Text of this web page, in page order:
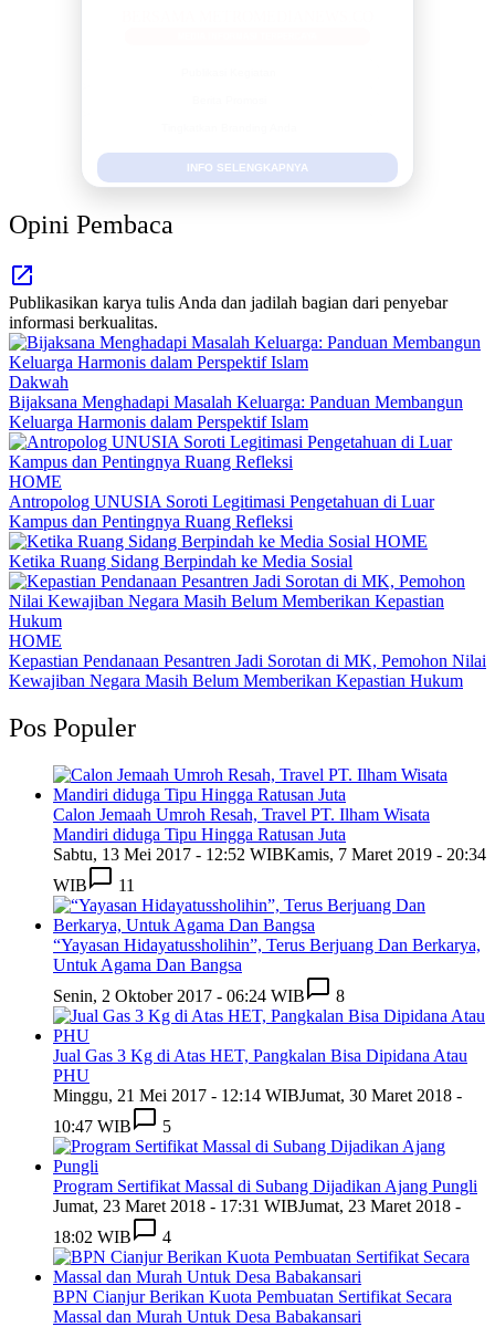
INFO SELENGKAPNYA
Opini Pembaca
Publikasikan karya tulis Anda dan jadilah bagian dari penyebar
informasi berkualitas.
Dakwah
Bijaksana Menghadapi Masalah Keluarga: Panduan Membangun
Keluarga Harmonis dalam Perspektif Islam
HOME
Antropolog UNUSIA Soroti Legitimasi Pengetahuan di Luar
Kampus dan Pentingnya Ruang Refleksi
HOME
Ketika Ruang Sidang Berpindah ke Media Sosial
HOME
Kepastian Pendanaan Pesantren Jadi Sorotan di MK, Pemohon Nilai
Kewajiban Negara Masih Belum Memberikan Kepastian Hukum
Pos Populer
Calon Jemaah Umroh Resah, Travel PT. Ilham Wisata
Mandiri diduga Tipu Hingga Ratusan Juta
Sabtu, 13 Mei 2017 - 12:52 WIBKamis, 7 Maret 2019 - 20:34
WIB
11
“Yayasan Hidayatussholihin”, Terus Berjuang Dan Berkarya,
Untuk Agama Dan Bangsa
Senin, 2 Oktober 2017 - 06:24 WIB
8
Jual Gas 3 Kg di Atas HET, Pangkalan Bisa Dipidana Atau
PHU
Minggu, 21 Mei 2017 - 12:14 WIBJumat, 30 Maret 2018 -
10:47 WIB
5
Program Sertifikat Massal di Subang Dijadikan Ajang Pungli
Jumat, 23 Maret 2018 - 17:31 WIBJumat, 23 Maret 2018 -
18:02 WIB
4
BPN Cianjur Berikan Kuota Pembuatan Sertifikat Secara
Massal dan Murah Untuk Desa Babakansari